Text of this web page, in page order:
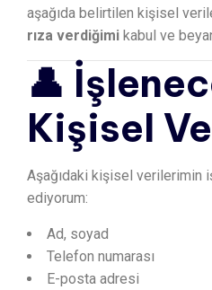
aşağıda belirtilen kişisel
rıza verdiğimi kabul ve
👤
Kişisel
Aşağıdaki kişisel verilerimin
ediyorum:
Ad, soyad
Telefon numarası
E-posta adresi